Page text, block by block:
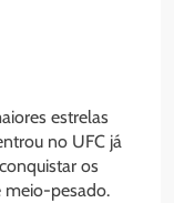
estrelas
no UFC já
os
meio-pesado.